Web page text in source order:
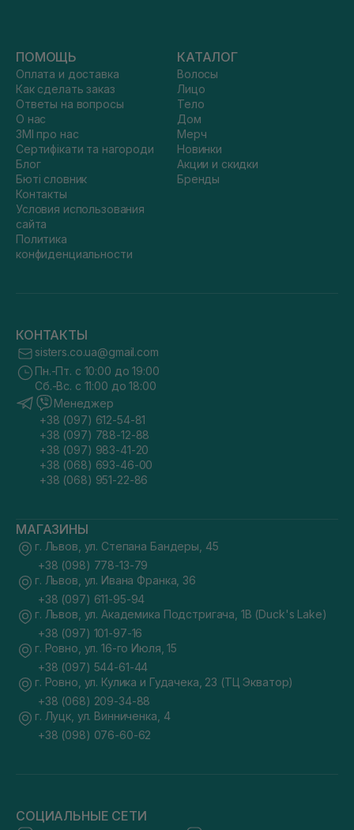
ПОМОЩЬ
Оплата и доставка
Как сделать заказ
Ответы на вопросы
О нас
ЗМІ про нас
Сертифікати та нагороди
Блог
Бюті словник
Контакты
Условия использования
сайта
Политика
конфиденциальности
КАТАЛОГ
Волосы
Лицо
Тело
Дом
Мерч
Новинки
Акции и скидки
Бренды
КОНТАКТЫ
sisters.co.ua@gmail.com
Пн.-Пт. с 10:00 до 19:00
Сб.-Вс. с 11:00 до 18:00
Менеджер
+38 (097) 612-54-81
+38 (097) 788-12-88
+38 (097) 983-41-20
+38 (068) 693-46-00
+38 (068) 951-22-86
МАГАЗИНЫ
г. Львов, ул. Степана Бандеры, 45
+38 (098) 778-13-79
г. Львов, ул. Ивана Франка, 36
+38 (097) 611-95-94
г. Львов, ул. Академика Подстригача, 1В (Duck's Lake)
+38 (097) 101-97-16
г. Ровно, ул. 16-го Июля, 15
+38 (097) 544-61-44
г. Ровно, ул. Кулика и Гудачека, 23 (ТЦ Экватор)
+38 (068) 209-34-88
г. Луцк, ул. Винниченка, 4
+38 (098) 076-60-62
СОЦИАЛЬНЫЕ СЕТИ